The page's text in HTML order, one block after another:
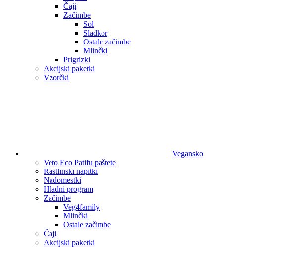
Čaji
Začimbe
Sol
Sladkor
Ostale začimbe
Mlinčki
Prigrizki
Akcijski paketki
Vzorčki
Vegansko
Veto Eco Patifu paštete
Rastlinski napitki
Nadomestki
Hladni program
Začimbe
Veg4family
Mlinčki
Ostale začimbe
Čaji
Akcijski paketki